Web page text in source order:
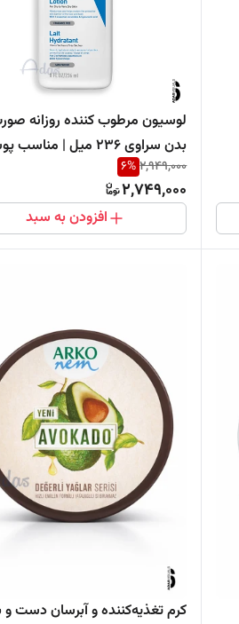
لوسیون مرطوب کننده روزانه
بدن سراوی 236 میل |
خشک و نرمال
2,949,000
6%
2,749,000
افزودن به سبد
کرم تغذیه‌کننده و آبرسان دست